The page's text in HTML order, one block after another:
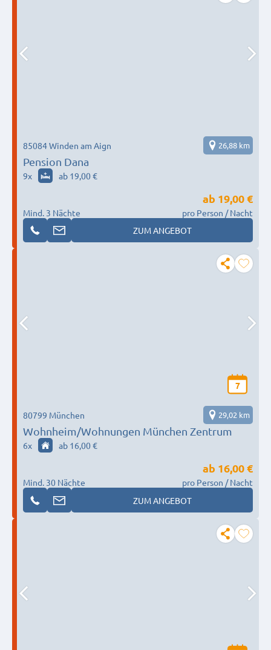
Pension Dana
85084 Winden am Aign 26,88 km
9x ab 19,00 €
Mind. 3 Nächte
ab 19,00 €
pro Person / Nacht
ZUM ANGEBOT
7
Wohnheim/Wohnungen München Zentrum
80799 München 29,02 km
6x ab 16,00 €
Mind. 30 Nächte
ab 16,00 €
pro Person / Nacht
ZUM ANGEBOT